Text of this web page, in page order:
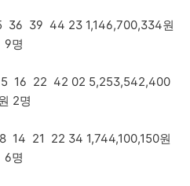
39 44 23 1,146,700,334원
9명
16 22 42 02 5,253,542,400
2명
21 22 34 1,744,100,150원
6명